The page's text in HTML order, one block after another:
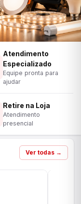
Atendimento
Especializado
Equipe pronta para
ajudar
Retire na Loja
Atendimento
presencial
Ver todas →